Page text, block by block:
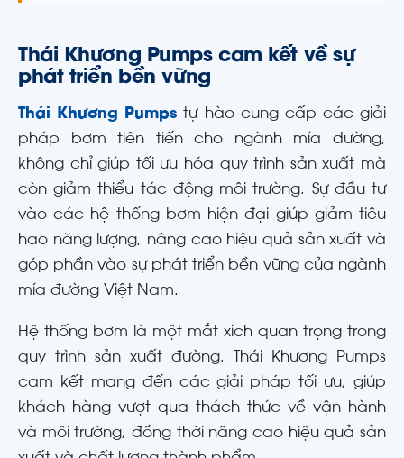
Thái Khương Pumps cam kết về sự
phát triển bền vững
Thái Khương Pumps tự hào cung cấp các giải
pháp bơm tiên tiến cho ngành mía đường,
không chỉ giúp tối ưu hóa quy trình sản xuất mà
còn giảm thiểu tác động môi trường. Sự đầu tư
vào các hệ thống bơm hiện đại giúp giảm tiêu
hao năng lượng, nâng cao hiệu quả sản xuất và
góp phần vào sự phát triển bền vững của ngành
mía đường Việt Nam.
Hệ thống bơm là một mắt xích quan trọng trong
quy trình sản xuất đường. Thái Khương Pumps
cam kết mang đến các giải pháp tối ưu, giúp
khách hàng vượt qua thách thức về vận hành
và môi trường, đồng thời nâng cao hiệu quả sản